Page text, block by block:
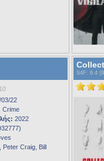
03/22
Crime
2022
Peter Craig, Bill
S4F : 6.4